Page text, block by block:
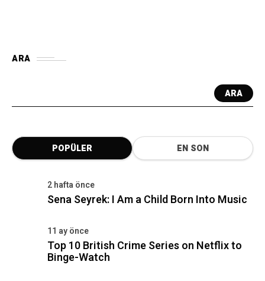
ARA
ARA
POPÜLER EN SON
2 hafta önce
Sena Seyrek: I Am a Child Born Into Music
11 ay önce
Top 10 British Crime Series on Netflix to
Binge-Watch